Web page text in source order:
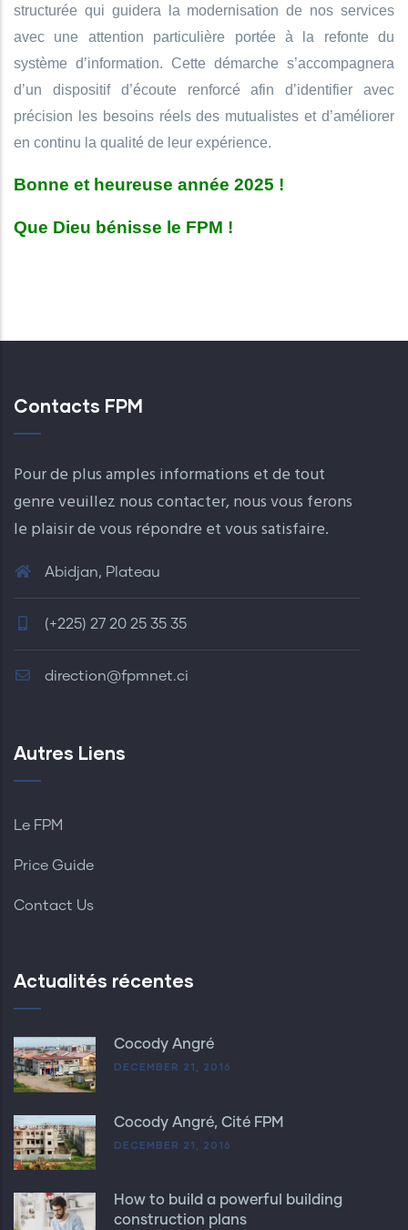
structurée qui guidera la modernisation de nos services
avec une attention particulière portée à la refonte du
système d’information. Cette démarche s’accompagnera
d’un dispositif d’écoute renforcé afin d’identifier avec
précision les besoins réels des mutualistes et d’améliorer
en continu la qualité de leur expérience.
Bonne et heureuse année 2025 !
Que Dieu bénisse le FPM !
Contacts FPM
Pour de plus amples informations et de tout
genre veuillez nous contacter, nous vous ferons
le plaisir de vous répondre et vous satisfaire.
Abidjan, Plateau
(+225) 27 20 25 35 35
direction@fpmnet.ci
Autres Liens
Le FPM
Price Guide
Contact Us
Actualités récentes
Cocody Angré
DECEMBER 21, 2016
Cocody Angré, Cité FPM
DECEMBER 21, 2016
How to build a powerful building
construction plans